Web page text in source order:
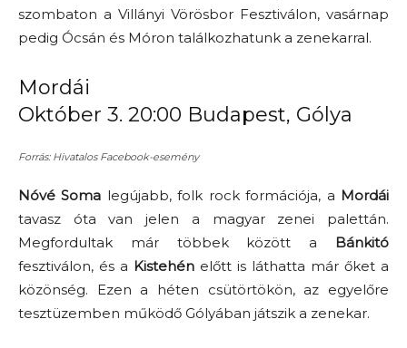
szombaton a Villányi Vörösbor Fesztiválon, vasárnap
pedig Ócsán és Móron találkozhatunk a zenekarral.
Mordái
Október 3. 20:00 Budapest, Gólya
Forrás: Hivatalos Facebook-esemény
Nóvé Soma legújabb, folk rock formációja, a Mordái
tavasz óta van jelen a magyar zenei palettán.
Megfordultak már többek között a Bánkitó
fesztiválon, és a Kistehén előtt is láthatta már őket a
közönség. Ezen a héten csütörtökön, az egyelőre
tesztüzemben működő Gólyában játszik a zenekar.